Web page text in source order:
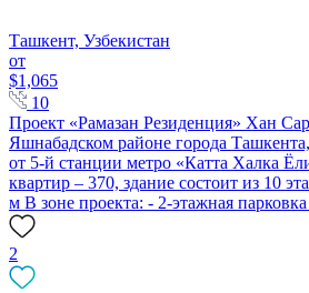
Ташкент, Узбекистан
от
$1,065
10
Проект «Рамазан Резиденция» Хан
Яшнабадском районе города
от 5-й станции метро «Катта Халка
квартир – 370, здание состоит из 10
м В зоне проекта: - 2-этажная
2